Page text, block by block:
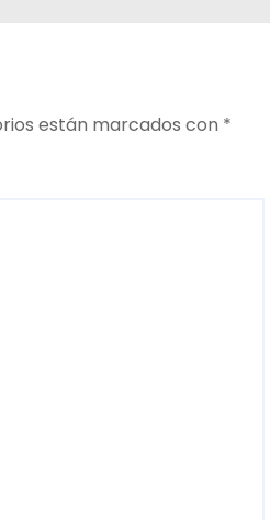
están marcados con *